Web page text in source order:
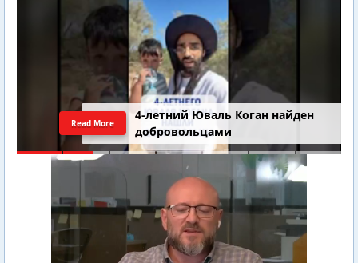
4-летний Юваль Коган найден
добровольцами
Read More